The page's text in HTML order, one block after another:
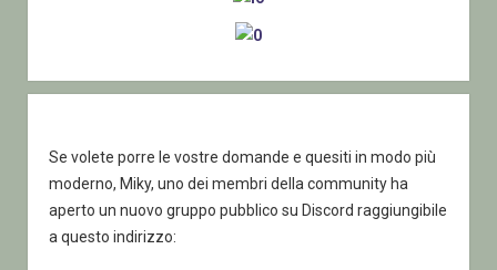
Se volete porre le vostre domande e quesiti in modo più
moderno, Miky, uno dei membri della community ha
aperto un nuovo gruppo pubblico su Discord raggiungibile
a questo indirizzo: